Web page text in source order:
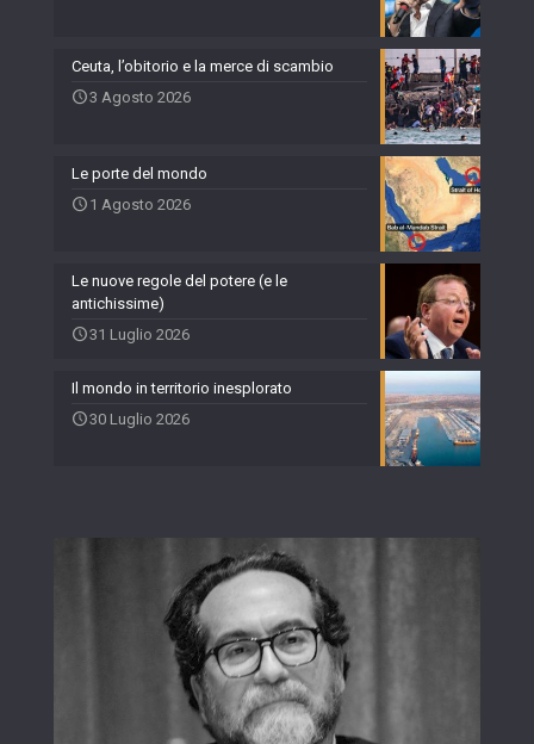
Ceuta, l’obitorio e la merce di scambio
3 Agosto 2026
Le porte del mondo
1 Agosto 2026
Le nuove regole del potere (e le
antichissime)
31 Luglio 2026
Il mondo in territorio inesplorato
30 Luglio 2026